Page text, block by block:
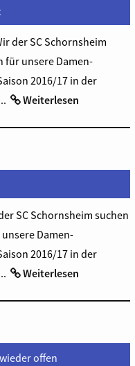
der SC Schornsheim
für unsere Damen-
2016/17 in der
Weiterlesen
SC Schornsheim suchen
Damen-
2016/17 in der
Weiterlesen
offen